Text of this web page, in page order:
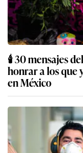
🕯️ 30 mensajes
honrar a los que
en México